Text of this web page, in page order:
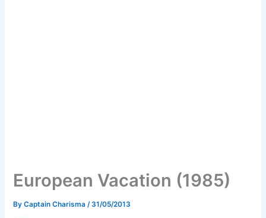
European Vacation (1985)
ByCaptain Charisma /31/05/2013